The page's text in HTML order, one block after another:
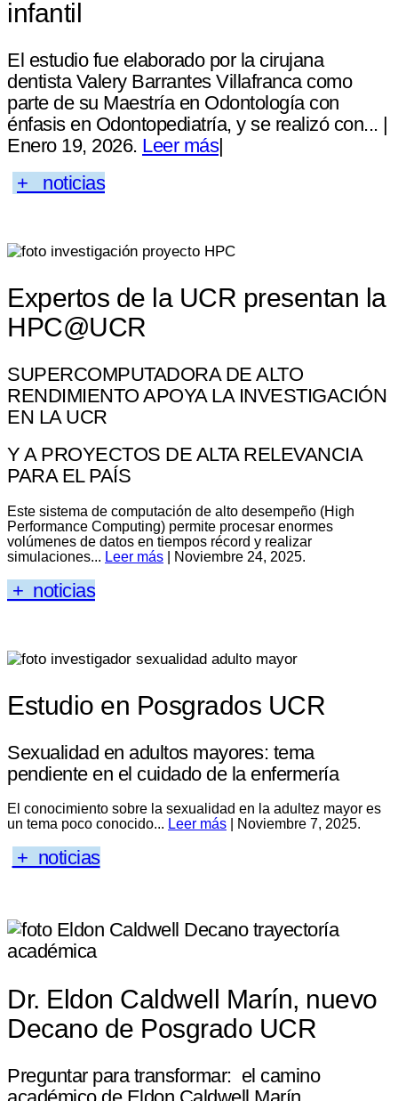
infantil
El estudio fue elaborado por la cirujana
dentista Valery Barrantes Villafranca como
parte de su Maestría en Odontología con
énfasis en Odontopediatría, y se realizó con... |
Enero 19, 2026. Leer más|
+ noticias
Expertos de la UCR presentan la
HPC@UCR
SUPERCOMPUTADORA DE ALTO
RENDIMIENTO APOYA LA INVESTIGACIÓN
EN LA UCR
Y A PROYECTOS DE ALTA RELEVANCIA
PARA EL PAÍS
Este sistema de computación de alto desempeño (High
Performance Computing) permite procesar enormes
volúmenes de datos en tiempos récord y realizar
simulaciones... Leer más | Noviembre 24, 2025.
+ noticias
Estudio en Posgrados UCR
Sexualidad en adultos mayores: tema
pendiente en el cuidado de la enfermería
El conocimiento sobre la sexualidad en la adultez mayor es
un tema poco conocido... Leer más | Noviembre 7, 2025.
+ noticias
Dr. Eldon Caldwell Marín, nuevo
Decano de Posgrado UCR
Preguntar para transformar: el camino